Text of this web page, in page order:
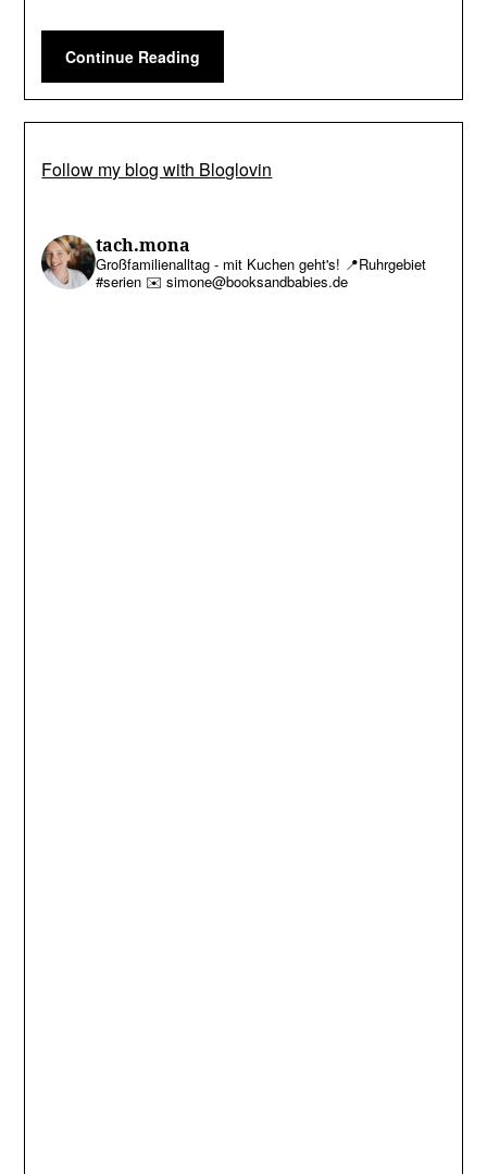
Continue Reading
Follow my blog with Bloglovin
tach.mona
Großfamilienalltag - mit Kuchen geht's! 📍Ruhrgebiet
#serien ✉️ simone@booksandbabies.de